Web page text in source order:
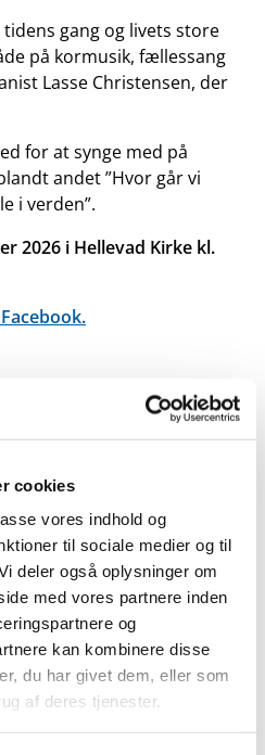
cookies
vores indhold og
til sociale medier og til
deler også oplysninger om
med vores partnere inden
og
kan kombinere disse
du har givet dem, eller som
af deres tjenester.
gang og livets store
på kormusik, fællessang
Lasse Christensen, der
for at synge med på
andet ”Hvor går vi
i verden”.
2026 i Hellevad Kirke kl.
– en tid til at synge
tidens gang og livets
Koncerten skaber et rum
på
til slutning.
hvad der sker under
En tid til at fødes, en
det fra Prædikerens
Netop tiden er
en koncert med Hellevad-